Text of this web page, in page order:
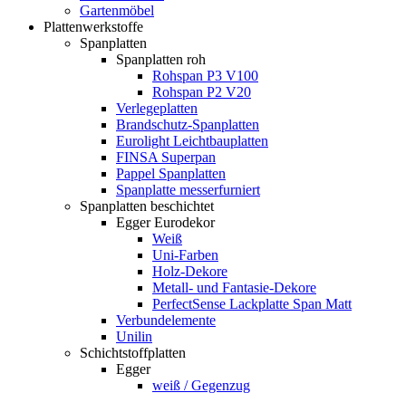
Gartenmöbel
Plattenwerkstoffe
Spanplatten
Spanplatten roh
Rohspan P3 V100
Rohspan P2 V20
Verlegeplatten
Brandschutz-Spanplatten
Eurolight Leichtbauplatten
FINSA Superpan
Pappel Spanplatten
Spanplatte messerfurniert
Spanplatten beschichtet
Egger Eurodekor
Weiß
Uni-Farben
Holz-Dekore
Metall- und Fantasie-Dekore
PerfectSense Lackplatte Span Matt
Verbundelemente
Unilin
Schichtstoffplatten
Egger
weiß / Gegenzug